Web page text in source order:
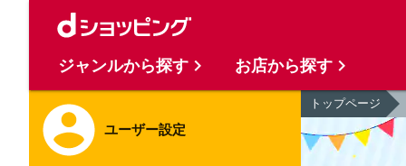
ユーザー設定
トップページ
ジャンルから探す お店から探す